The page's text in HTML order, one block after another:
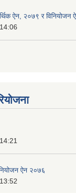
ऐन, २०७९ र विनियोजन
ऐन २०७६